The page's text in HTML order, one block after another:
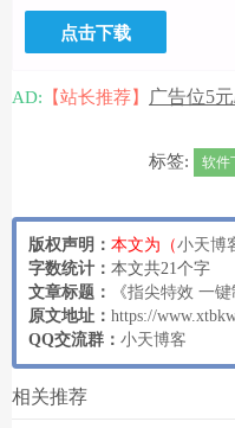
点击下载
AD: 【站长推荐】 广告位5元
标签: 软件
版权声明： 本文为（小天博
字数统计： 本文共21个字
文章标题：
《指尖特效 一
原文地址： https://
QQ交流群： 小天博客
相关推荐